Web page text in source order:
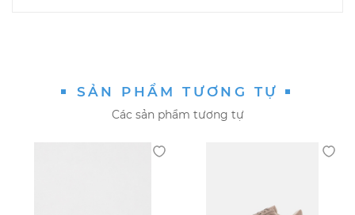
SẢN PHẨM TƯƠNG TỰ
Các sản phẩm tương tự